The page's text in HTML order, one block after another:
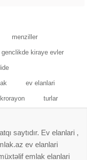
menziller
genclikde kiraye evler
ev elanlari
turlar
saytıdır. Ev elanlari ,
ev elanlari
emlak elanlari